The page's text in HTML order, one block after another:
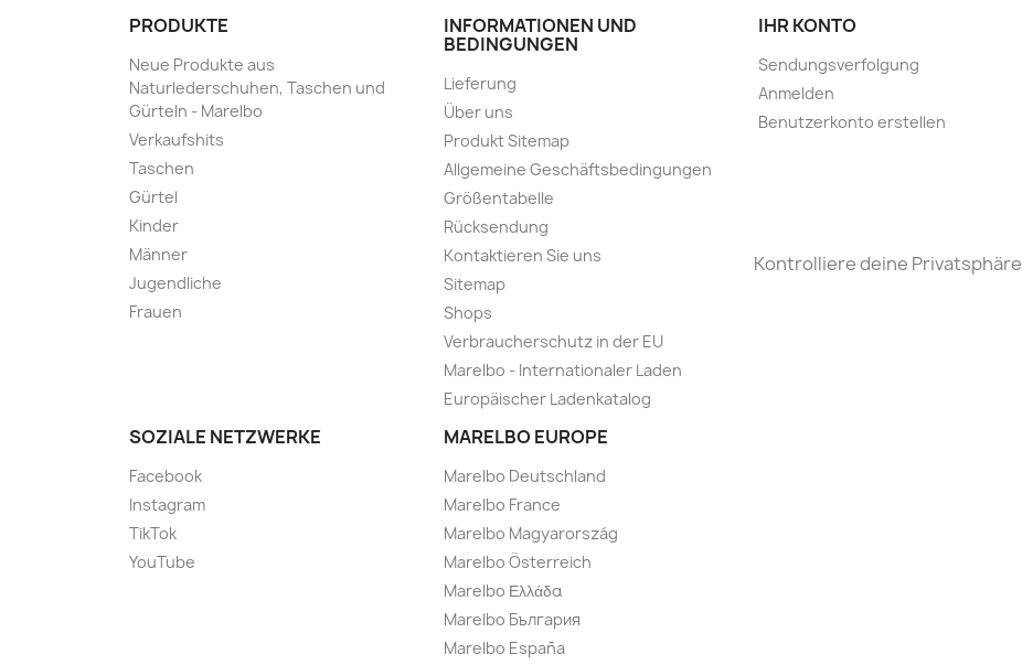
PRODUKTE
Neue Produkte aus
Naturlederschuhen, Taschen und
Gürteln - Marelbo
Verkaufshits
Taschen
Gürtel
Kinder
Männer
Jugendliche
Frauen
INFORMATIONEN UND
BEDINGUNGEN
Lieferung
Über uns
Produkt Sitemap
Allgemeine Geschäftsbedingungen
Größentabelle
Rücksendung
Kontaktieren Sie uns
Sitemap
Shops
Verbraucherschutz in der EU
Marelbo - Internationaler Laden
Europäischer Ladenkatalog
SOZIALE NETZWERKE
Facebook
Instagram
TikTok
YouTube
MARELBO EUROPE
Marelbo Deutschland
Marelbo France
Marelbo Magyarország
Marelbo Österreich
Marelbo Ελλάδα
Marelbo България
Marelbo España
IHR KONTO
Sendungsverfolgung
Anmelden
Benutzerkonto erstellen
Kontrolliere deine Privatsphäre